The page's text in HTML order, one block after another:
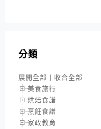
分類
展開全部 | 收合全部
美食旅行
烘焙食譜
烹飪食譜
家政教育